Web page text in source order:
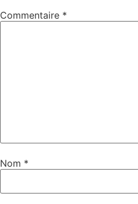
Commentaire *
Nom *